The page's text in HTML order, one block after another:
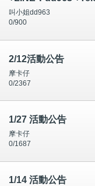
叫小姐dd963
0/900
2/12活動公告
摩卡仔
0/2367
1/27 活動公告
摩卡仔
0/1687
1/14 活動公告